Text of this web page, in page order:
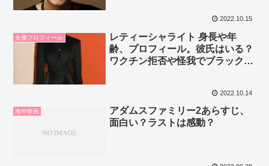
2022.10.15
女優プロフィール
レティーシャライト 身長や年
齢、プロフィール。彼氏はいる？
ワクチン拒否や怪我でブラックパ
2022.10.14
海外映画
アダムスファミリー2あらすじ、
面白い？ラストは感動？